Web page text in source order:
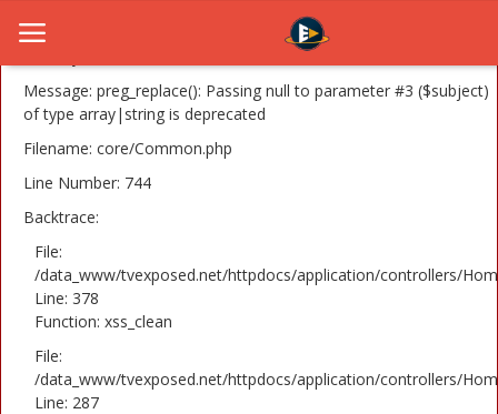
A PHP Error was encountered
Message: preg_replace(): Passing null to parameter #3 ($subject)
of type array|string is deprecated
Filename: core/Common.php
Line Number: 744
Backtrace:
File:
/data_www/tvexposed.net/httpdocs/application/controllers/
Line: 378
Function: xss_clean
File:
/data_www/tvexposed.net/httpdocs/application/controllers/
Line: 287
Home
TV Serije
Filmovi
Glumci
Contact